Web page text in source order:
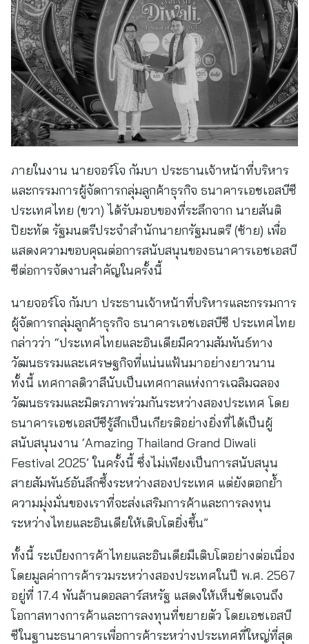
ภายในงาน นายจอร์โจ กัมบา ประธานเจ้าหน้าที่บริหาร
และกรรมการผู้จัดการกลุ่มลูกค้าธุรกิจ ธนาคารเอชเอสบีซี
ประเทศไทย (ขวา) ได้รับมอบของที่ระลึกจาก นายสันติ
ปิยะทัต รัฐมนตรีประจำสำนักนายกรัฐมนตรี (ซ้าย) เพื่อ
แสดงความขอบคุณต่อการสนับสนุนของธนาคารเอชเอสบี
ซีต่อการจัดงานสำคัญในครั้งนี้
นายจอร์โจ กัมบา ประธานเจ้าหน้าที่บริหารและกรรมการ
ผู้จัดการกลุ่มลูกค้าธุรกิจ ธนาคารเอชเอสบีซี ประเทศไทย
กล่าวว่า “ประเทศไทยและอินเดียมีความสัมพันธ์ทาง
วัฒนธรรมและเศรษฐกิจที่แน่นแฟ้นมาอย่างยาวนาน
ทั้งนี้ เทศกาลดิวาลีนับเป็นเทศกาลแห่งการเฉลิมฉลอง
วัฒนธรรมและมิตรภาพร่วมกันระหว่างสองประเทศ โดย
ธนาคารเอชเอสบีซีรู้สึกเป็นเกียรติอย่างยิ่งที่ได้เป็นผู้
สนับสนุนงาน ‘Amazing Thailand Grand Diwali
Festival 2025’ ในครั้งนี้ ซึ่งไม่เพียงเป็นการสนับสนุน
สายสัมพันธ์อันลึกซึ้งระหว่างสองประเทศ แต่ยังตอกย้ำ
ความมุ่งมั่นของเราที่จะส่งเสริมการค้าและการลงทุน
ระหว่างไทยและอินเดียให้เติบโตยิ่งขึ้น”
ทั้งนี้ ระเบียงการค้าไทยและอินเดียมีเติบโตอย่างต่อเนื่อง
โดยมูลค่าการค้ารวมระหว่างสองประเทศในปี พ.ศ. 2567
อยู่ที่ 17.4 พันล้านดอลลาร์สหรัฐ แสดงให้เห็นชัดเจนถึง
โอกาสทางการค้าและการลงทุนที่ขยายตัว โดยเอชเอสบี
ซีในฐานะธนาคารเพื่อการค้าระหว่างประเทศที่ใหญ่ที่สุด